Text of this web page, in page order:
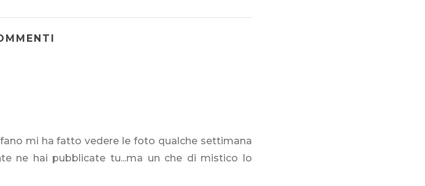
mi ha fatto vedere le foto qualche settimana
ne hai pubblicate tu...ma un che di mistico lo